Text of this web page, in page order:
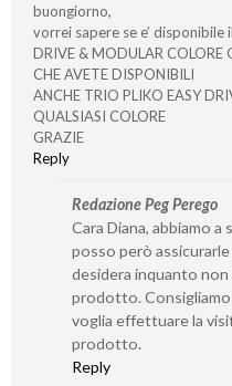
buongiorno,
vorrei sapere se e’ disponibile
DRIVE & MODULAR COLORE
CHE AVETE DISPONIBILI
ANCHE TRIO PLIKO EASY
QUALSIASI COLORE
GRAZIE
Reply
Redazione Peg Perego
Cara Diana, abbiamo
posso però
desidera inquanto
prodotto. Consigliamo
voglia effettuare la
prodotto.
Reply